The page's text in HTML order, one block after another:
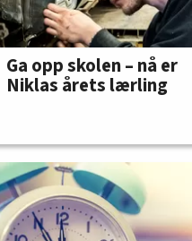
Ga opp skolen – nå er
Niklas årets lærling